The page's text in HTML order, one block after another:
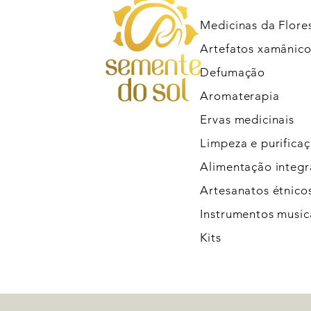
Medicinas da
Artefatos
Defumação
Aromaterapia
Ervas medicinais
Limpeza e
Alimentação
Artesanatos
Instrumentos
Kits